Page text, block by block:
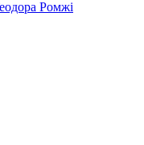
Ромжі